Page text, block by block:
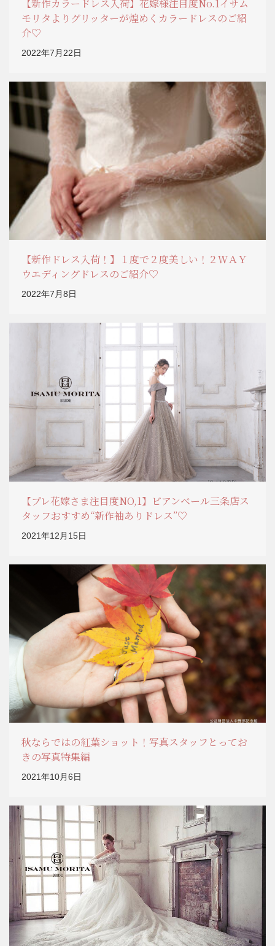
【新作カラードレス入荷】花嫁様注目度No.1イサム
モリタよりグリッターが煌めくカラードレスのご紹
介♡
2022年7月22日
【新作ドレス入荷！】１度で２度美しい！２ＷＡＹ
ウエディングドレスのご紹介♡
2022年7月8日
【プレ花嫁さま注目度NO,1】ビアンベール三条店ス
タッフおすすめ“新作袖ありドレス”♡
2021年12月15日
秋ならではの紅葉ショット！写真スタッフとってお
きの写真特集編
2021年10月6日